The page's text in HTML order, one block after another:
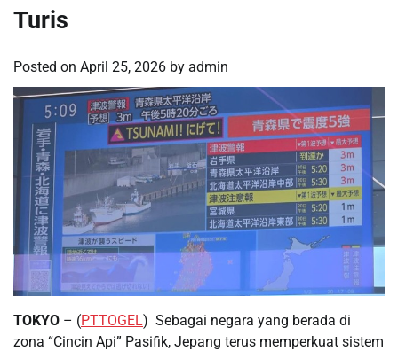
Turis
Posted on April 25, 2026 by admin
TOKYO – (PTTOGEL) Sebagai negara yang berada di
zona “Cincin Api” Pasifik, Jepang terus memperkuat sistem